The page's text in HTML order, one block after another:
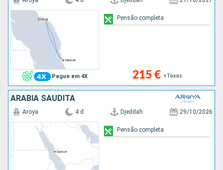
Pague em 4X 215 € +Taxas
Pensão completa
ARABIA SAUDITA
Aroya 4 d Djeddah 29/10/2026
Pensão completa